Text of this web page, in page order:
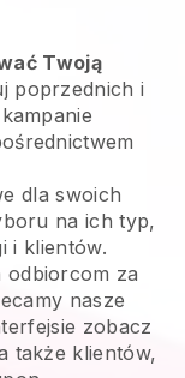
Twoją
poprzednich i
dla swoich
na ich typ,
i klientów.
odbiorcom za
nasze
zobacz
także klientów,